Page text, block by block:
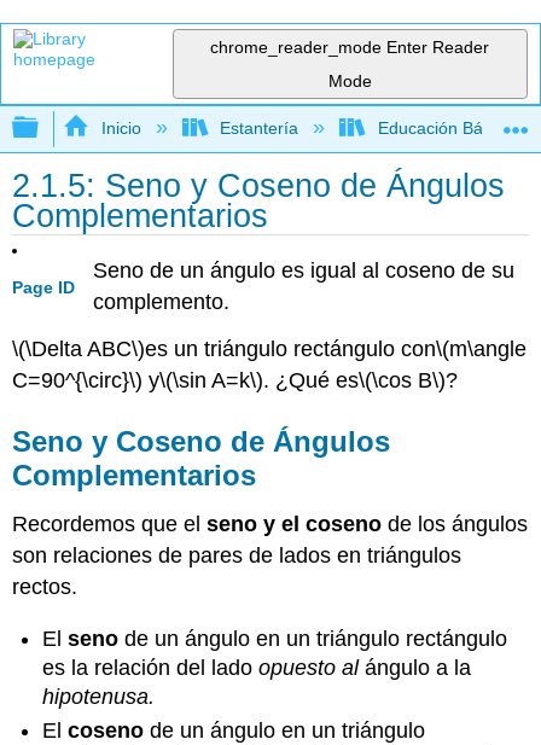
chrome_reader_mode Enter Reader
Mode
Expandir/contraer jerarquía global
Inicio Estantería Educación Básica
2.1.5: Seno y Coseno de Ángulos
Complementarios
Page ID
Seno de un ángulo es igual al coseno de su
complemento.
\(\Delta ABC\)es un triángulo rectángulo con\(m\angle
C=90^{\circ}\) y\(\sin A=k\). ¿Qué es\(\cos B\)?
Seno y Coseno de Ángulos
Complementarios
Recordemos que elseno y el coseno de los ángulos
son relaciones de pares de lados en triángulos
rectos.
Elseno de un ángulo en un triángulo rectángulo
es la relación del ladoopuesto alángulo a la
hipotenusa.
Elcoseno de un ángulo en un triángulo